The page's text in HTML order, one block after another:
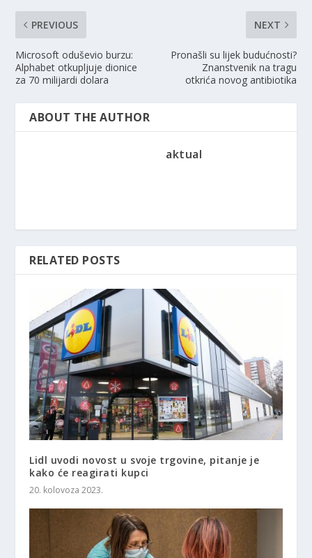
PREVIOUS
Microsoft oduševio burzu:
Alphabet otkupljuje dionice
za 70 milijardi dolara
NEXT
Pronašli su lijek budućnosti?
Znanstvenik na tragu
otkrića novog antibiotika
ABOUT THE AUTHOR
aktual
RELATED POSTS
Lidl uvodi novost u svoje trgovine, pitanje je
kako će reagirati kupci
20. kolovoza 2023.